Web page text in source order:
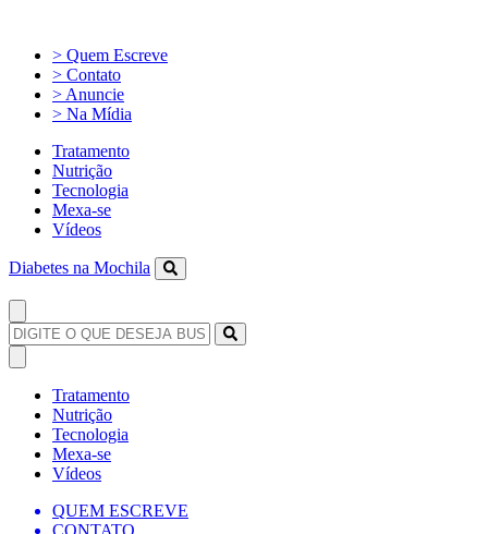
> Quem Escreve
> Contato
> Anuncie
> Na Mídia
Tratamento
Nutrição
Tecnologia
Mexa-se
Vídeos
Diabetes na Mochila
Tratamento
Nutrição
Tecnologia
Mexa-se
Vídeos
QUEM ESCREVE
CONTATO